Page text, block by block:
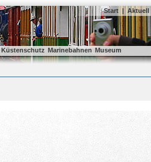
Start | Aktuell
Küstenschutz Marinebahnen Museum